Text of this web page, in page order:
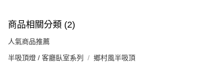
商品相關分類 (2)
人氣商品推薦
半吸頂燈 / 客廳臥室系列 鄉村風半吸頂